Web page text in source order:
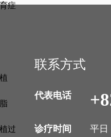
症
过
联系方式
代表电话
诊疗时间
平日